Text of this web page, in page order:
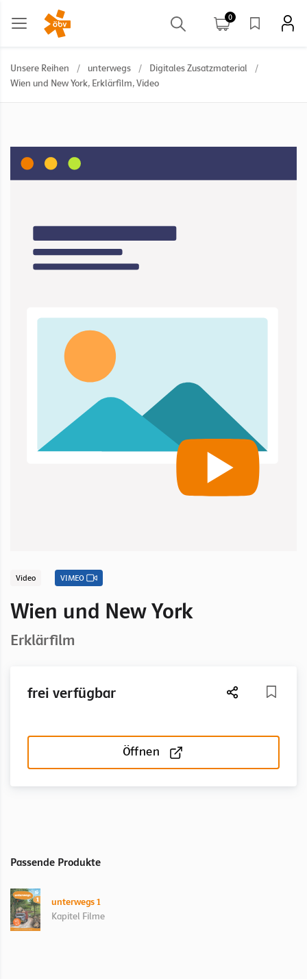
0
Unsere Reihen / unterwegs / Digitales Zusatzmaterial
/
Wien und New York, Erklärfilm, Video
Video VIMEO
Wien und New York
Erklärfilm
frei verfügbar
Öffnen
Passende Produkte
unterwegs 1
Kapitel Filme